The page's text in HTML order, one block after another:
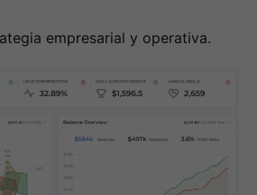
empresarial y operativa.